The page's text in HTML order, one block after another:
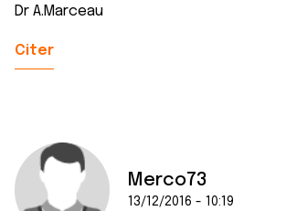
Dr A.Marceau
Citer
Merco73
13/12/2016 - 10:19